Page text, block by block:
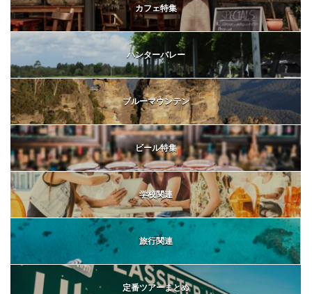
カフェ特集
ハンターバレー
ブルーマウンテン
ビール特集
学校関連
旅行関連
定番ツアーまとめ